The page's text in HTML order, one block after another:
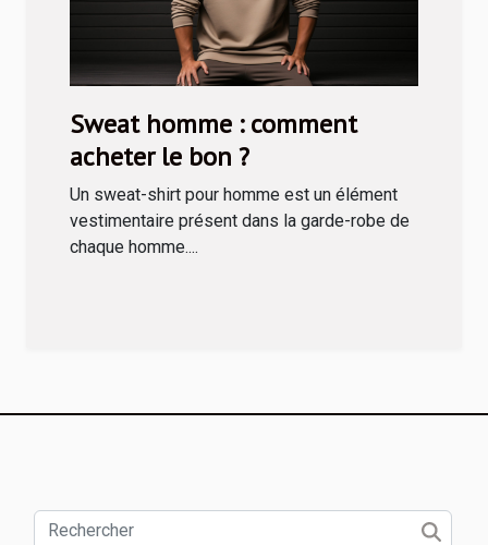
Sweat homme : comment
acheter le bon ?
Un sweat-shirt pour homme est un élément
vestimentaire présent dans la garde-robe de
chaque homme....